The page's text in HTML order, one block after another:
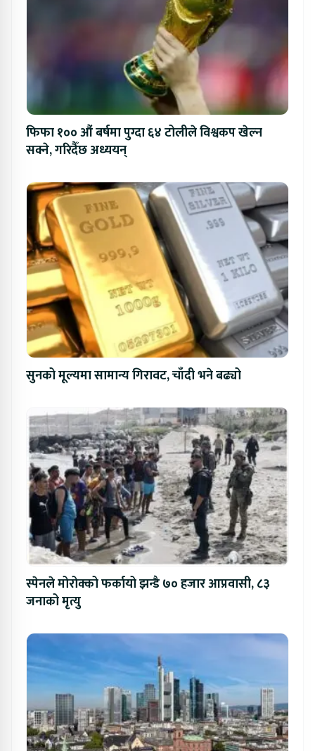
फिफा १०० औं बर्षमा पुग्दा ६४ टोलीले विश्वकप खेल्न
सक्ने, गरिदैँछ अध्ययन्
सुनको मूल्यमा सामान्य गिरावट, चाँदी भने बढ्यो
स्पेनले मोरोक्को फर्कायो झन्डै ७० हजार आप्रवासी, ८३
जनाको मृत्यु